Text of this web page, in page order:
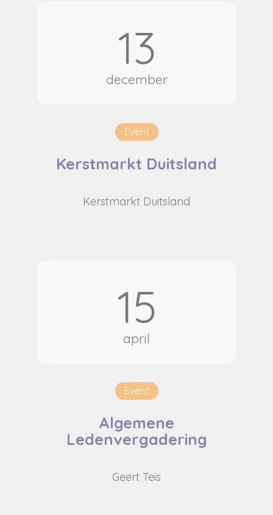
13
december
Event
Kerstmarkt Duitsland
Kerstmarkt Duitsland
15
april
Event
Algemene
Ledenvergadering
Geert Teis